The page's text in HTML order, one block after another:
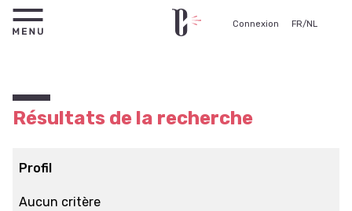
Connexion FR/NL
Résultats de la recherche
Profil
Aucun critère